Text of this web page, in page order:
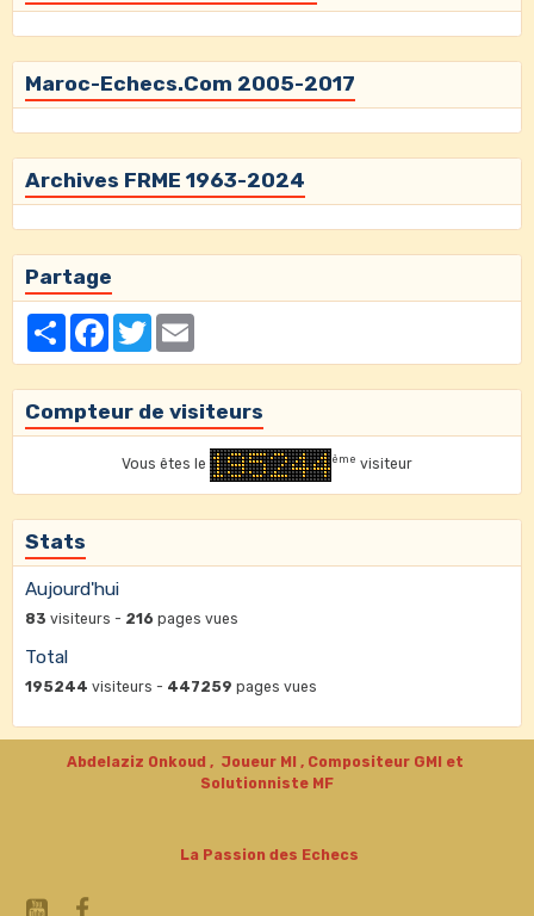
Maroc-Echecs.Com 2005-2017
Archives FRME 1963-2024
Partage
PartagerFacebookTwitter
Compteur de visiteurs
Vous êtes le ème visiteur
Stats
Aujourd'hui
83 visiteurs - 216 pages vues
Total
195244 visiteurs - 447259 pages vues
Abdelaziz Onkoud , Joueur MI , Compositeur GMI et
Solutionniste MF
La Passion des Echecs